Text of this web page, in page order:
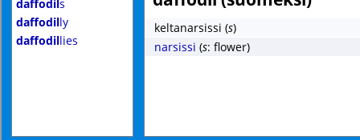
daffodils
daffodilly
daffodillies
keltanarsissi (s)
narsissi (s: flower)